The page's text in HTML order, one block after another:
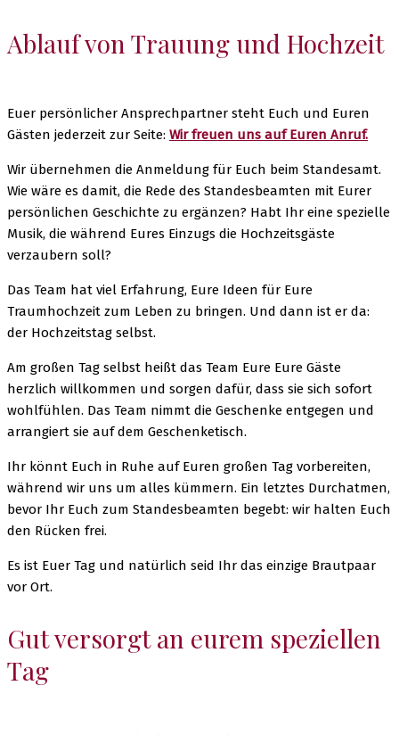
Ablauf von Trauung und Hochzeit
Euer persönlicher Ansprechpartner steht Euch und Euren
Gästen jederzeit zur Seite: Wir freuen uns auf Euren Anruf.
Wir übernehmen die Anmeldung für Euch beim Standesamt.
Wie wäre es damit, die Rede des Standesbeamten mit Eurer
persönlichen Geschichte zu ergänzen? Habt Ihr eine spezielle
Musik, die während Eures Einzugs die Hochzeitsgäste
verzaubern soll?
Das Team hat viel Erfahrung, Eure Ideen für Eure
Traumhochzeit zum Leben zu bringen. Und dann ist er da:
der Hochzeitstag selbst.
Am großen Tag selbst heißt das Team Eure Eure Gäste
herzlich willkommen und sorgen dafür, dass sie sich sofort
wohlfühlen. Das Team nimmt die Geschenke entgegen und
arrangiert sie auf dem Geschenketisch.
Ihr könnt Euch in Ruhe auf Euren großen Tag vorbereiten,
während wir uns um alles kümmern. Ein letztes Durchatmen,
bevor Ihr Euch zum Standesbeamten begebt: wir halten Euch
den Rücken frei.
Es ist Euer Tag und natürlich seid Ihr das einzige Brautpaar
vor Ort.
Gut versorgt an eurem speziellen
Tag